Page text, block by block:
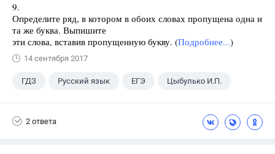
9.
Определите ряд, в котором в обоих словах пропущена одна и
та же буква. Выпишите
эти слова, вставив пропущенную букву. (Подробнее...)
14 сентября 2017
ГДЗ Русский язык ЕГЭ Цыбулько И.П.
2 ответа